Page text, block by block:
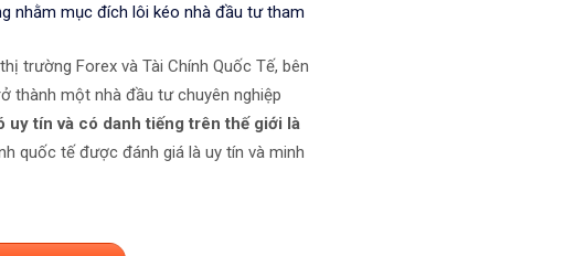
nhằm mục đích lôi kéo nhà đầu tư tham
trường Forex và Tài Chính Quốc Tế, bên
thành một nhà đầu tư chuyên nghiệp
uy tín và có danh tiếng trên thế giới là
quốc tế được đánh giá là uy tín và minh